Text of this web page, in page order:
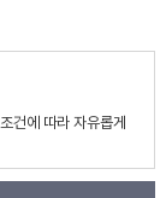
조건에 따라 자유롭게